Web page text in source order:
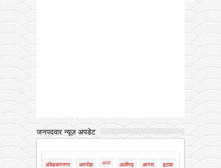
जनपदवार न्यूज़ अपडेट
अंबेडकरनगर अमरोहा अमेठी अलीगढ़ आगरा इटावा